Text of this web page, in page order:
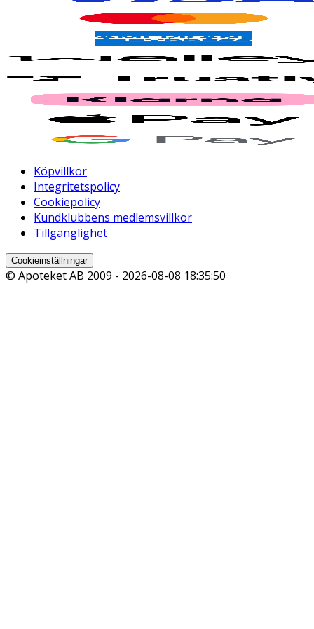
Köpvillkor
Integritetspolicy
Cookiepolicy
Kundklubbens medlemsvillkor
Tillgänglighet
Cookieinställningar
© Apoteket AB 2009 - 2026-08-08 18:35:50